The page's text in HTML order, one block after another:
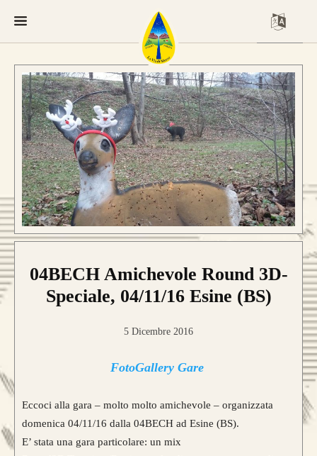
04BECH Amichevole Round 3D-
Speciale, 04/11/16 Esine (BS)
5 Dicembre 2016
FotoGallery Gare
Eccoci alla gara – molto molto amichevole – organizzata
domenica 04/11/16 dalla 04BECH ad Esine (BS).
E’ stata una gara particolare: un mix